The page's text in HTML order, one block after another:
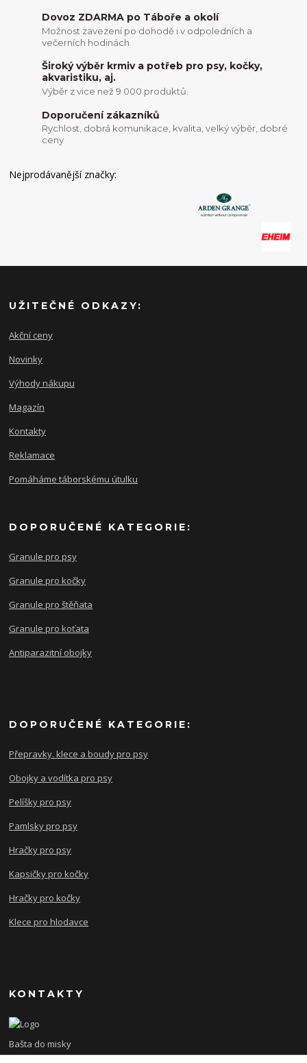
Dovoz ZDARMA po Táboře a okolí
Možnost zavezení po dohodě i v odpoledních a
večerních hodinách
Široký výběr krmiv a potřeb pro psy, kočky,
akvaristiku, aj.
Výběr z vice než 9 000 produktů.
Doporučení zákazníků
Rychlost, dobrá komunikace, kvalita, velký výběr, dobré
ceny
Nejprodávanější značky:
UŽITEČNÉ ODKAZY:
Akční ceny
Novinky
Výhody nákupu
Magazín
Kontakty
Reklamace
Pomáháme táborskému útulku
DOPORUČENÉ KATEGORIE:
Granule pro psy
Granule pro kočky
Granule pro štěňata
Granule pro koťata
Antiparazitní obojky
DOPORUČENÉ KATEGORIE:
Přepravky. klece a boudy pro psy
Obojky a vodítka pro psy
Pelíšky pro psy
Pamlsky pro psy
Hračky pro psy
Kapsičky pro kočky
Hračky pro kočky
Klece pro hlodavce
KONTAKTY
Bašta do misky